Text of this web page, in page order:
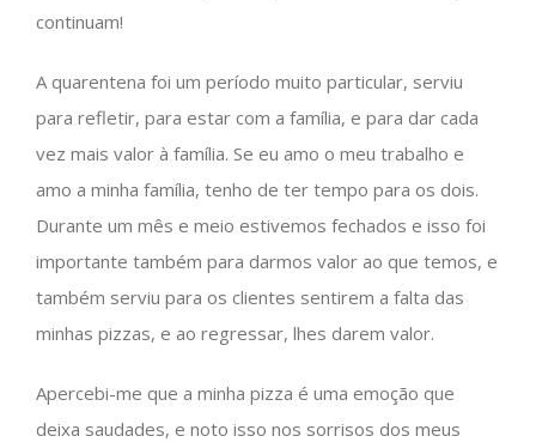
continuam!
A quarentena foi um período muito particular, serviu
para refletir, para estar com a família, e para dar cada
vez mais valor à família. Se eu amo o meu trabalho e
amo a minha família, tenho de ter tempo para os dois.
Durante um mês e meio estivemos fechados e isso foi
importante também para darmos valor ao que temos, e
também serviu para os clientes sentirem a falta das
minhas pizzas, e ao regressar, lhes darem valor.
Apercebi-me que a minha pizza é uma emoção que
deixa saudades, e noto isso nos sorrisos dos meus